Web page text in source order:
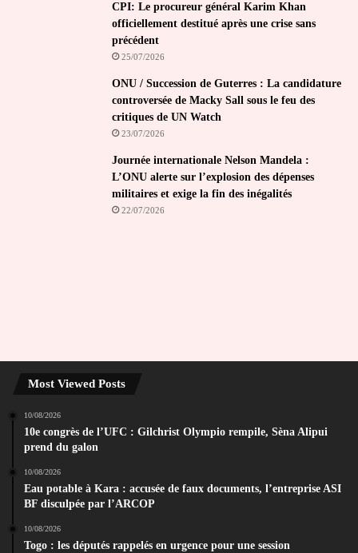
CPI: Le procureur général Karim Khan
officiellement destitué après une crise sans
précédent
25/07/2026
ONU / Succession de Guterres : La candidature
controversée de Macky Sall sous le feu des
critiques de UN Watch
23/07/2026
Journée internationale Nelson Mandela :
L’ONU alerte sur l’explosion des dépenses
militaires et exige la fin des inégalités
22/07/2026
Most Viewed Posts
10/08/2026
10e congrès de l’UFC : Gilchrist Olympio rempile, Sèna Alipui
prend du galon
10/08/2026
Eau potable à Kara : accusée de faux documents, l’entreprise ASI
BF disculpée par l’ARCOP
10/08/2026
Togo : les députés rappelés en urgence pour une session